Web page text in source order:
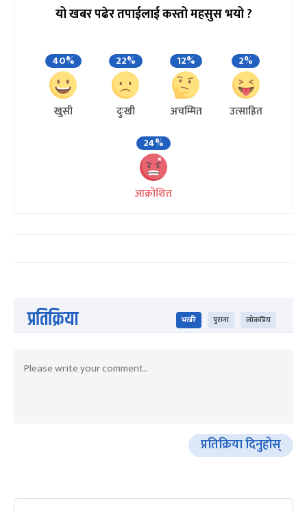
यो खबर पढेर तपाईलाई कस्तो महसुस भयो ?
40%
खुसी
22%
दुःखी
12%
अचम्मित
2%
उत्साहित
24%
आक्रोशित
प्रतिक्रिया भर्खरै पुराना लोकप्रिय
प्रतिक्रिया दिनुहोस्